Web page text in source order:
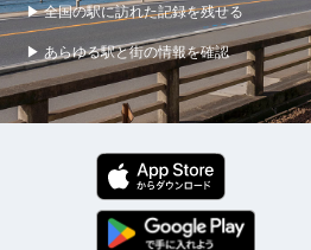
▶ 全国の駅に訪れた記録を残せる
▶ あらゆる駅と街の情報を確認